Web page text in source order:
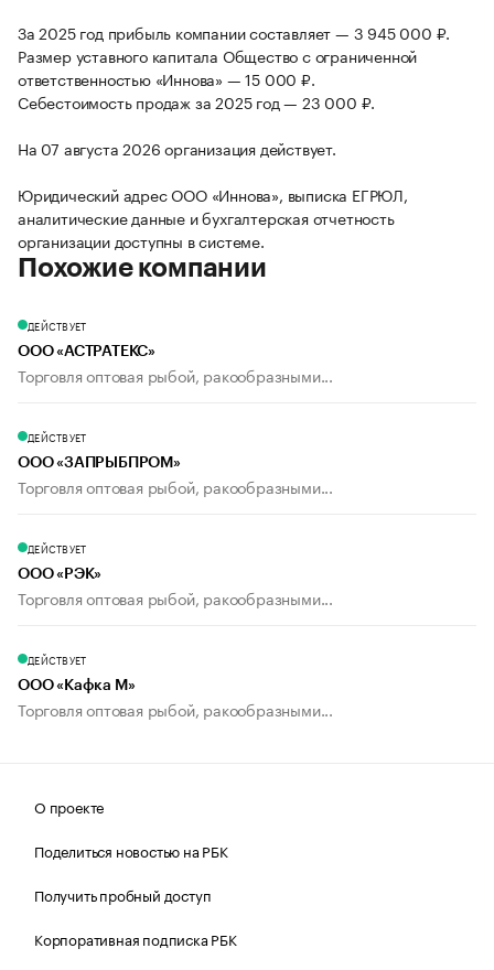
За 2025 год прибыль компании составляет — 3 945 000 ₽.
Размер уставного капитала Общество с ограниченной
ответственностью «Иннова» — 15 000 ₽.
Себестоимость продаж за 2025 год — 23 000 ₽.
На 07 августа 2026 организация действует.
Юридический адрес ООО «Иннова», выписка ЕГРЮЛ,
аналитические данные и бухгалтерская отчетность
организации доступны в системе.
Похожие компании
ДЕЙСТВУЕТ
ООО «АСТРАТЕКС»
Торговля оптовая рыбой, ракообразными...
ДЕЙСТВУЕТ
ООО «ЗАПРЫБПРОМ»
Торговля оптовая рыбой, ракообразными...
ДЕЙСТВУЕТ
ООО «РЭК»
Торговля оптовая рыбой, ракообразными...
ДЕЙСТВУЕТ
ООО «Кафка М»
Торговля оптовая рыбой, ракообразными...
О проекте
Поделиться новостью на РБК
Получить пробный доступ
Корпоративная подписка РБК